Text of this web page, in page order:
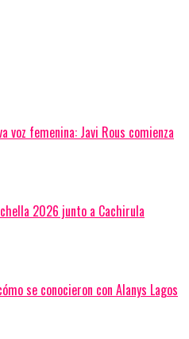
voz femenina: Javi Rous comienza
2026 junto a Cachirula
se conocieron con Alanys Lagos